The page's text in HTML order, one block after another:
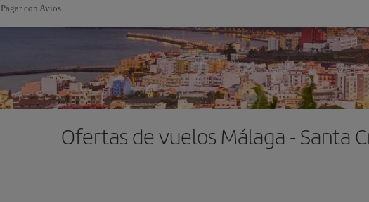
Pagar con Avios
Ofertas de vuelos Málaga - Santa